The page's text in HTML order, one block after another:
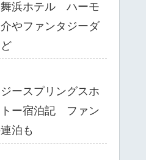
舞浜ホテル ハーモ
やファンタジーダ
ースプリングスホ
ー宿泊記 ファン
泊も